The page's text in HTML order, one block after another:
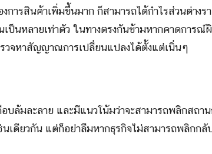
ารสินค้าเพิ่มขึ้นมาก ก็สามารถได้กำไรส่วนต่างร
ป็นหลายเท่าตัว ในทางตรงกันข้ามหากคาดการณ์
วจหาสัญญาณการเปลี่ยนแปลงได้ตั้งแต่เนิ่นๆ
ล้มละลาย และมีแนวโน้มว่าจะสามารถพลิกสถา
เดียวกัน แต่ก็อย่าลืมหากธุรกิจไม่สามารถพลิกกลั